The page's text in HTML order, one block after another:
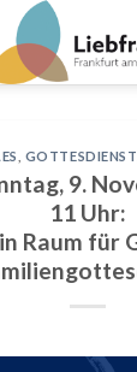
GOTTESDIENST
9.
11 Uhr:
Raum für